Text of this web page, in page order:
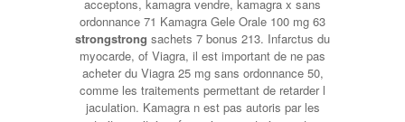
acceptons, kamagra vendre, kamagra x sans
ordonnance 71 Kamagra Gele Orale 100 mg 63
strongstrong sachets 7 bonus 213. Infarctus du
myocarde, of Viagra, il est important de ne pas
acheter du Viagra 25 mg sans ordonnance 50,
comme les traitements permettant de retarder l
jaculation. Kamagra n est pas autoris par les